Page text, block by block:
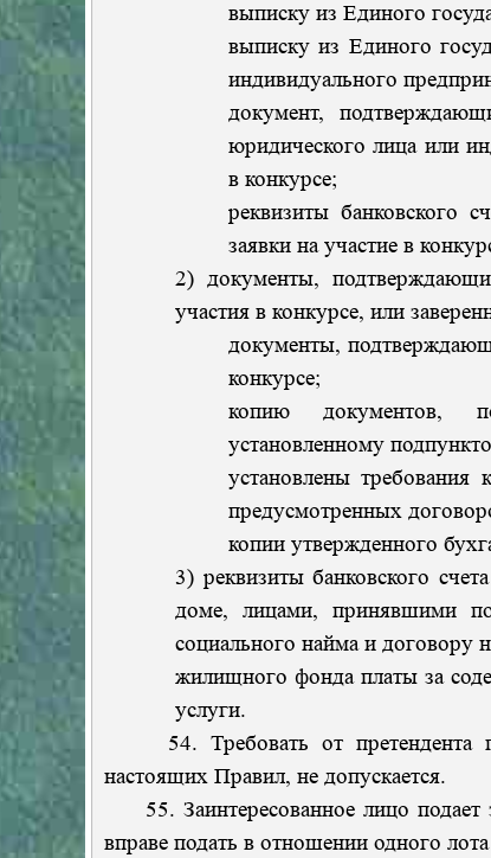
выписку из Единого
выписку из Единого
индивидуального
документ,
юридического лица или
в конкурсе;
реквизиты банковского
заявки на участие в
2) документы,
участия в конкурсе, или
документы,
конкурсе;
копию документов,
установленному
установлены
предусмотренных
копии утвержденного
3) реквизиты банковского
доме, лицами, принявшими
социального найма и договору
жилищного фонда платы за
услуги.
54. Требовать от претендента
настоящих Правил, не допускается.
55. Заинтересованное лицо подает
вправе подать в отношении одного